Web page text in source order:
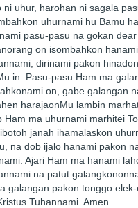
ni uhur, harohan ni sagala
uhurnami hu Bamu
pasu-pasu na gokan dear
on isombahkon
dirinami pakon
in. Pasu-pasu Ham ma
on, gabe galangan
harajaonMu lambin
Ham ma uhurnami marhitei
janah ihamalaskon
na dob ijalo hanami pakon
Ajari Ham ma hanami
na patut
galangan pakon tonggo
Tuhannami. Amen.